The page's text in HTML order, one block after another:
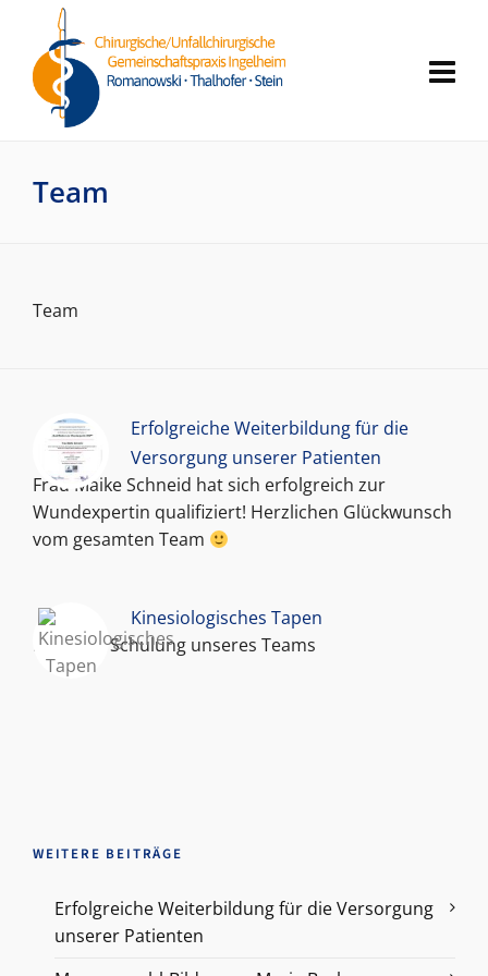
Team
Team
Erfolgreiche Weiterbildung für die
Versorgung unserer Patienten
Frau Maike Schneid hat sich erfolgreich zur
Wundexpertin qualifiziert! Herzlichen Glückwunsch
vom gesamten Team
Kinesiologisches Tapen
In House Schulung unseres Teams
WEITERE BEITRÄGE
Erfolgreiche Weiterbildung für die Versorgung
unserer Patienten